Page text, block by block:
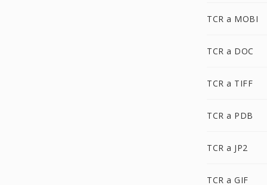
TCR a MOBI
TCR a DOC
TCR a TIFF
TCR a PDB
TCR a JP2
TCR a GIF